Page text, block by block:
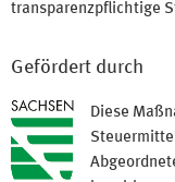
transparenzpflichtige
Gefördert durch
Diese